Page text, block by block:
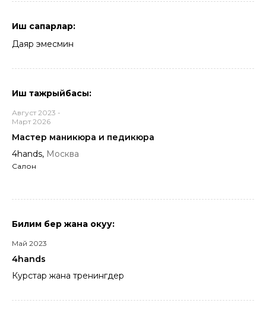
Иш сапарлар:
Даяр эмесмин
Иш тажрыйбасы:
Август 2023 -
Март 2026
Мастер маникюра и педикюра
4hands, Москва
Салон
Билим берүү жана окуу:
Май 2023
4hands
Курстар жана тренингдер